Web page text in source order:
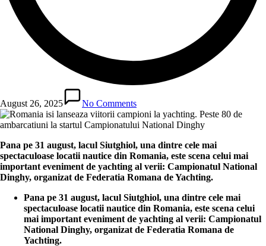
August 26, 2025 No Comments
Pana pe 31 august, lacul Siutghiol, una dintre cele mai
spectaculoase locatii nautice din Romania, este scena celui mai
important eveniment de yachting al verii: Campionatul National
Dinghy, organizat de Federatia Romana de Yachting.
Pana pe 31 august, lacul Siutghiol, una dintre cele mai
spectaculoase locatii nautice din Romania, este scena celui
mai important eveniment de yachting al verii: Campionatul
National Dinghy, organizat de Federatia Romana de
Yachting.